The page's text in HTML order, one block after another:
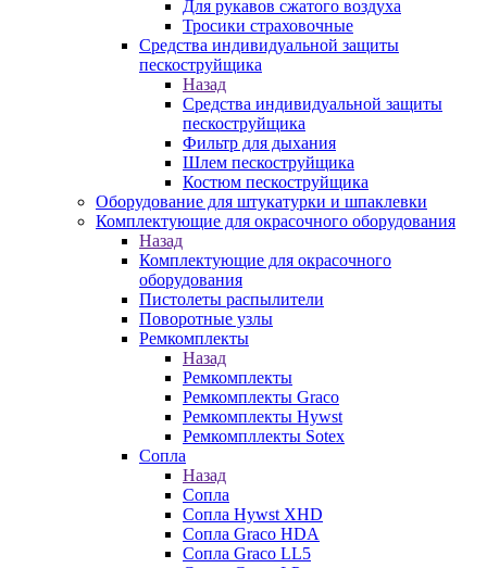
Для рукавов сжатого воздуха
Тросики страховочные
Средства индивидуальной защиты
пескоструйщика
Назад
Средства индивидуальной защиты
пескоструйщика
Фильтр для дыхания
Шлем пескоструйщика
Костюм пескоструйщика
Оборудование для штукатурки и шпаклевки
Комплектующие для окрасочного оборудования
Назад
Комплектующие для окрасочного
оборудования
Пистолеты распылители
Поворотные узлы
Ремкомплекты
Назад
Ремкомплекты
Ремкомплекты Graco
Ремкомплекты Hywst
Ремкомпллекты Sotex
Сопла
Назад
Сопла
Сопла Hywst XHD
Сопла Graco HDA
Сопла Graco LL5